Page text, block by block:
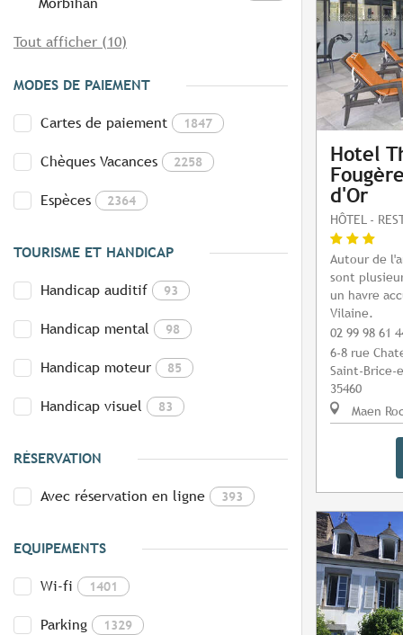
Morbihan
Tout afficher (10)
MODES DE PAIEMENT
Cartes de paiement 1847
Chèques Vacances 2258
Espèces 2364
TOURISME ET HANDICAP
Handicap auditif 93
Handicap mental 98
Handicap moteur 85
Handicap visuel 83
RÉSERVATION
Avec réservation en ligne 393
EQUIPEMENTS
Wi-fi 1401
Parking 1329
Hotel
d'Or
HÔTEL -
Autour de
sont
un havre
Vilaine.
02 99 98 61
6-8 rue
Saint-Brice-
35460
Maen